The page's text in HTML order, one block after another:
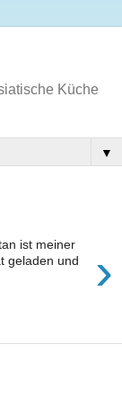
Küche
▼
›
ist meiner
geladen und